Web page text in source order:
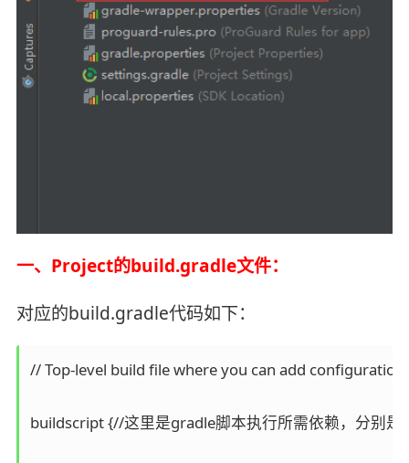
一、Project的build.gradle文件：
对应的build.gradle代码如下：
// Top-level build file where you can add
buildscript {//这里是gradle脚本执行所需依赖，分别是